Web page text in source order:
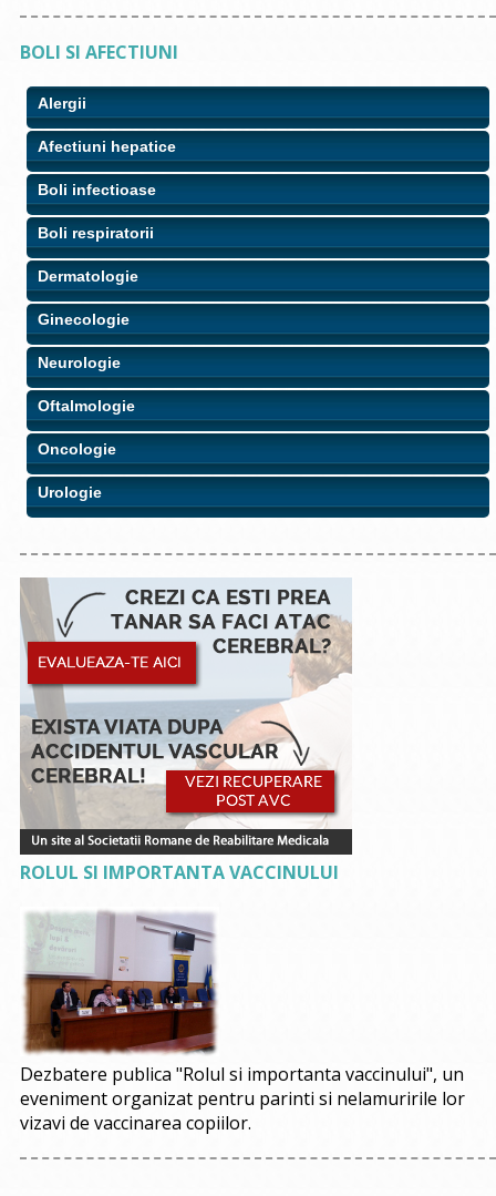
BOLI SI AFECTIUNI
Alergii
Afectiuni hepatice
Boli infectioase
Boli respiratorii
Dermatologie
Ginecologie
Neurologie
Oftalmologie
Oncologie
Urologie
ROLUL SI IMPORTANTA VACCINULUI
Dezbatere publica "Rolul si importanta vaccinului", un
eveniment organizat pentru parinti si nelamuririle lor
vizavi de vaccinarea copiilor.